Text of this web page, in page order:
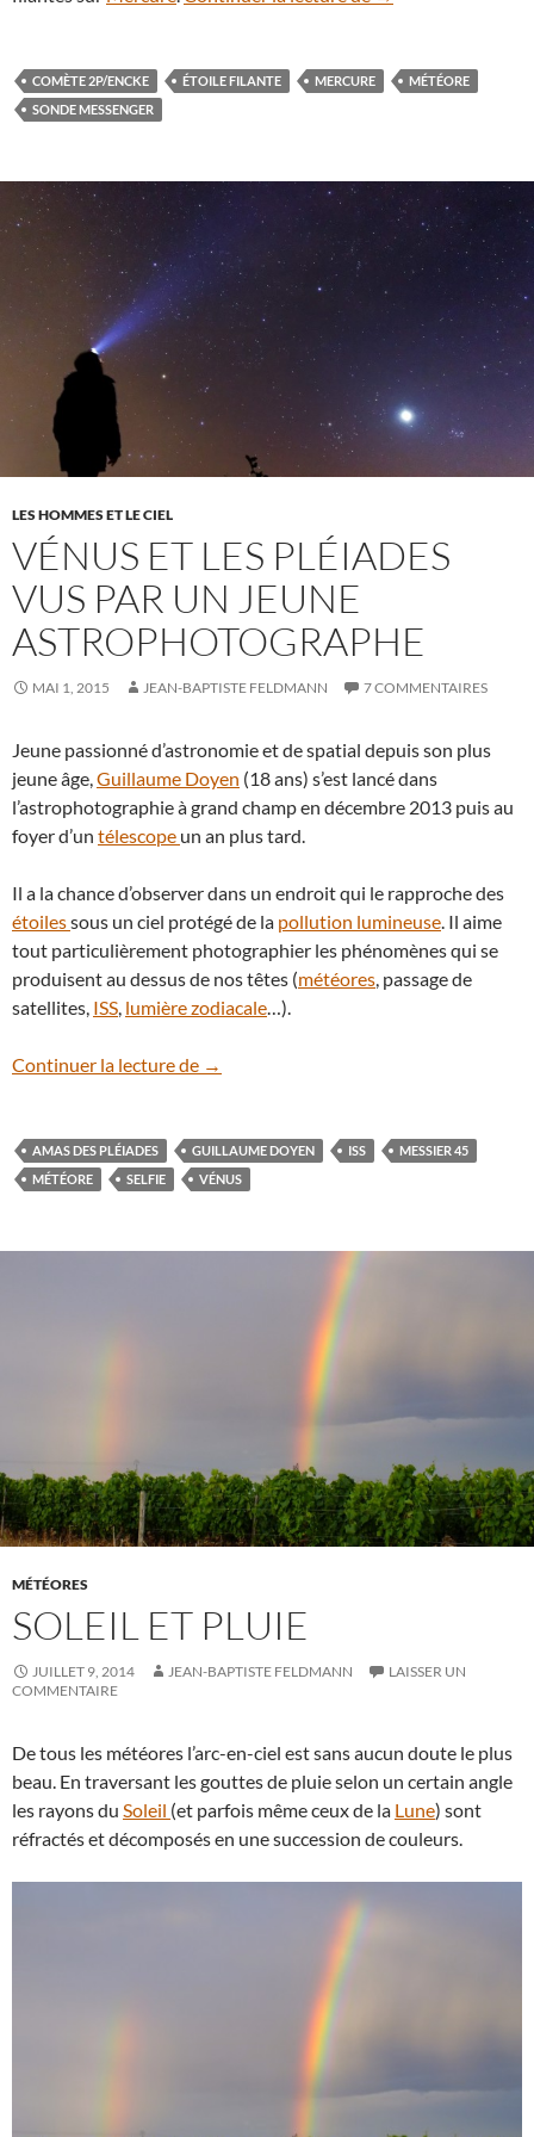
COMÈTE 2P/ENCKE ÉTOILE FILANTE MERCURE
MÉTÉORE
SONDE MESSENGER
LES HOMMES ET LE CIEL
VÉNUS ET LES PLÉIADES
VUS PAR UN JEUNE
ASTROPHOTOGRAPHE
MAI 1, 2015 JEAN-BAPTISTE FELDMANN 7 COMMENTAIRES
Jeune passionné d’astronomie et de spatial depuis son plus
jeune âge, Guillaume Doyen (18 ans) s’est lancé dans
l’astrophotographie à grand champ en décembre 2013 puis au
foyer d’un télescope un an plus tard.
Il a la chance d’observer dans un endroit qui le rapproche des
étoilessous un ciel protégé de la pollution lumineuse . Il aime
tout particulièrement photographier les phénomènes qui se
produisent au dessus de nos têtes (météores , passage de
satellites, ISS lumière zodiacale …).
Continuer la lecture de Vénus et les Pléiades vus par un jeune
→
AMAS DES PLÉIADES GUILLAUME DOYEN ISS
MESSIER 45
MÉTÉORE
SELFIE VÉNUS
MÉTÉORES
SOLEIL ET PLUIE
JUILLET 9, 2014 JEAN-BAPTISTE FELDMANN
LAISSER UN
COMMENTAIRE
De tous les météores l’arc-en-ciel est sans aucun doute le plus
beau. En traversant les gouttes de pluie selon un certain angle
les rayons du Soleil (et parfois même ceux de la Lune) sont
réfractés et décomposés en une succession de couleurs.